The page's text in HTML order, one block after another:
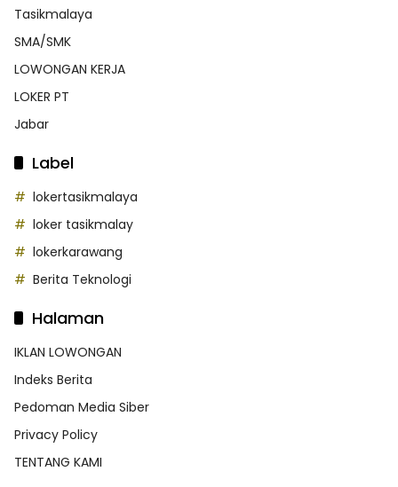
Tasikmalaya
SMA/SMK
LOWONGAN KERJA
LOKER PT
Jabar
Label
lokertasikmalaya
loker tasikmalay
lokerkarawang
Berita Teknologi
Halaman
IKLAN LOWONGAN
Indeks Berita
Pedoman Media Siber
Privacy Policy
TENTANG KAMI